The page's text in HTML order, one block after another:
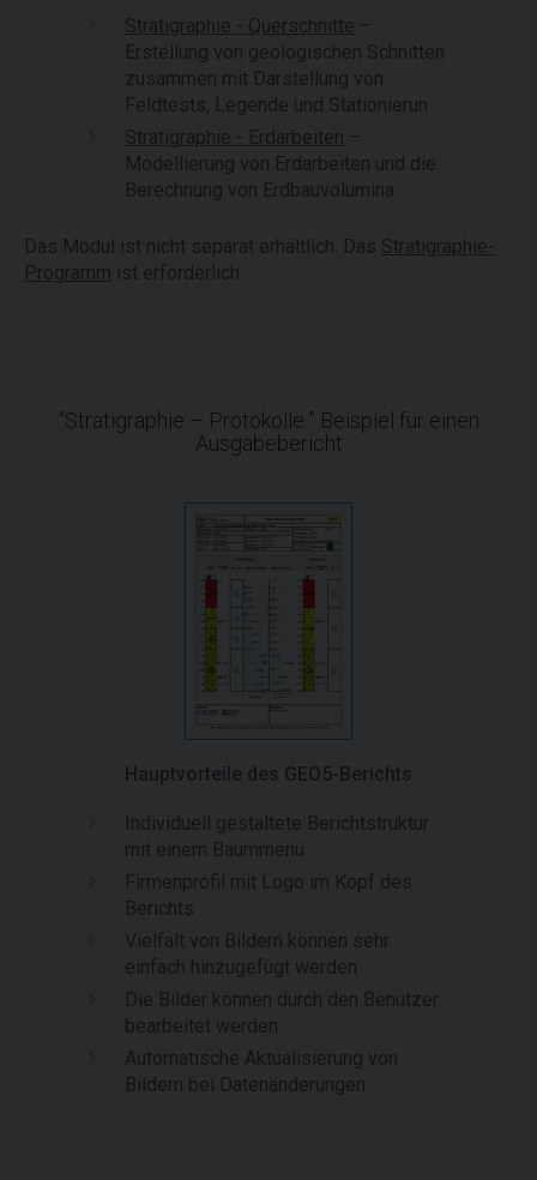
Stratigraphie - Querschnitte –
Erstellung von geologischen Schnitten
zusammen mit Darstellung von
Feldtests, Legende und Stationierun
Stratigraphie - Erdarbeiten –
Modellierung von Erdarbeiten und die
Berechnung von Erdbauvolumina
Das Modul ist nicht separat erhältlich. Das Stratigraphie-
Programm ist erforderlich.
"Stratigraphie – Protokolle " Beispiel für einen
Ausgabebericht
Hauptvorteile des GEO5-Berichts
Individuell gestaltete Berichtstruktur
mit einem Baummenü
Firmenprofil mit Logo im Kopf des
Berichts
Vielfalt von Bildern können sehr
einfach hinzugefügt werden
Die Bilder können durch den Benutzer
bearbeitet werden
Automatische Aktualisierung von
Bildern bei Datenänderungen